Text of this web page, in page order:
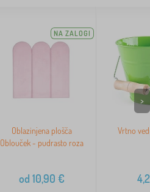
NA ZALOGI
Oblazinjena plošča
Oblouček - pudrasto roza
od 10,90 €
Vrtno
>